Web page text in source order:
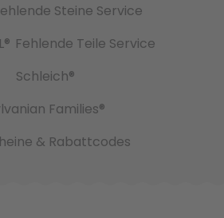
Steine Service
Fehlende Teile Service
Schleich®
Families®
& Rabattcodes